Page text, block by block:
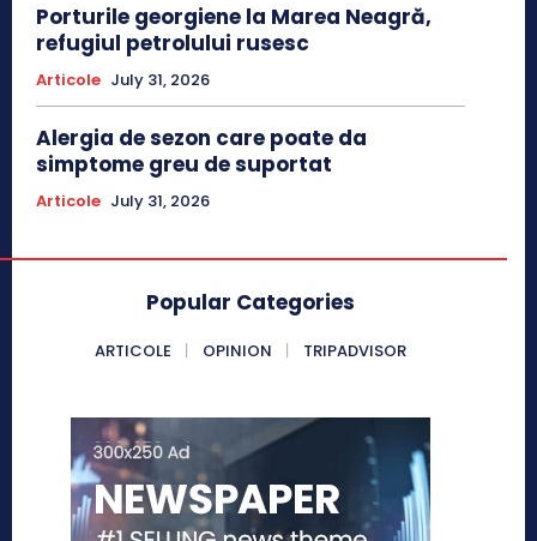
Porturile georgiene la Marea Neagră,
refugiul petrolului rusesc
Articole July 31, 2026
Alergia de sezon care poate da
simptome greu de suportat
Articole July 31, 2026
Popular Categories
ARTICOLE OPINION TRIPADVISOR